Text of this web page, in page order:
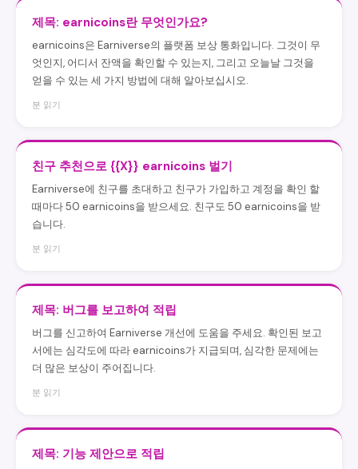
제목: earnicoins란 무엇인가요?
earnicoins은 Earniverse의 플랫폼 보상 통화입니다. 그것이 무
엇인지, 어디서 잔액을 확인할 수 있는지, 그리고 오늘날 그것을
얻을 수 있는 세 가지 방법에 대해 알아보십시오.
분 읽기
친구 추천으로 {{X}} earnicoins 벌기
Earniverse에 친구를 초대하고 친구가 가입하고 계정을 확인 할
때마다 50 earnicoins을 받으세요. 친구도 50 earnicoins을 받
습니다.
분 읽기
제목: 버그를 보고하여 적립
버그를 신고하여 Earniverse 개선에 도움을 주세요. 확인된 보고
서에는 심각도에 따라 earnicoins가 지급되며, 심각한 문제에는
더 많은 보상이 주어집니다.
분 읽기
제목: 기능 제안으로 적립